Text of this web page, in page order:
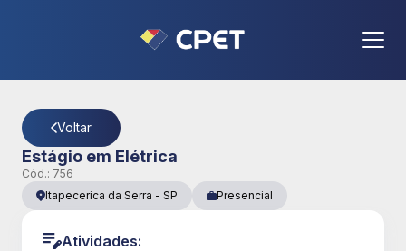
Voltar
Estágio em Elétrica
Cód.: 756
Itapecerica da Serra - SP Presencial
Atividades: